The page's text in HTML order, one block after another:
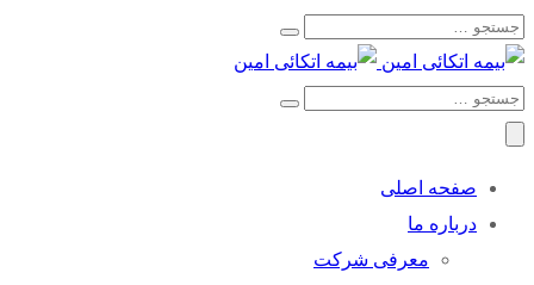
صفحه اصلی
درباره ما
معرفی شرکت